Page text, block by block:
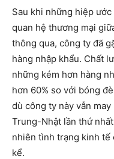
Sau khi những hiệp
quan hệ thương mại
thông qua, công ty đã
hàng nhập khẩu. Chất
những kém hơn hàng
hơn 60% so với bóng
dù công ty này vẫn
Trung-Nhật lần thứ
nhiên tình trạng kinh tế
kể.